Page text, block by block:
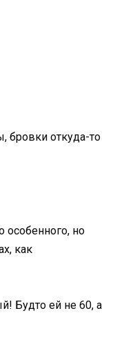
бровки откуда-то
особенного, но
как
Будто ей не 60, а